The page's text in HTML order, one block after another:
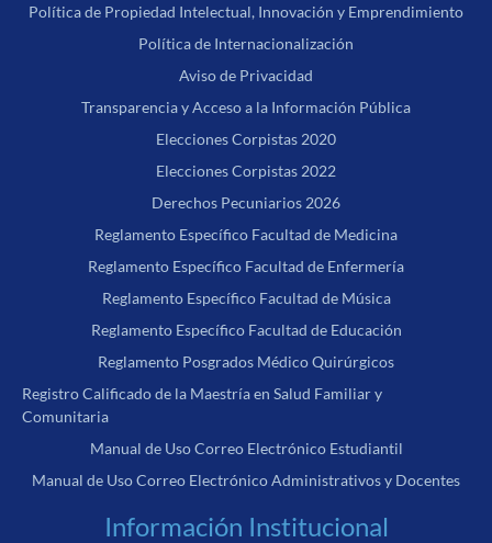
Política de Propiedad Intelectual, Innovación y Emprendimiento
Política de Internacionalización
Aviso de Privacidad
Transparencia y Acceso a la Información Pública
Elecciones Corpistas 2020
Elecciones Corpistas 2022
Derechos Pecuniarios 2026
Reglamento Específico Facultad de Medicina
Reglamento Específico Facultad de Enfermería
Reglamento Específico Facultad de Música
Reglamento Específico Facultad de Educación
Reglamento Posgrados Médico Quirúrgicos
Registro Calificado de la Maestría en Salud Familiar y
Comunitaria
Manual de Uso Correo Electrónico Estudiantil
Manual de Uso Correo Electrónico Administrativos y Docentes
Información Institucional